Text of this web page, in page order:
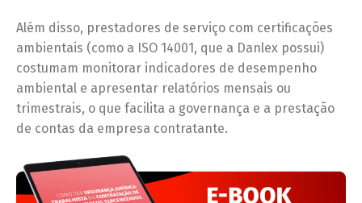
Além disso, prestadores de serviço com certificações
ambientais (como a ISO 14001, que a Danlex possui)
costumam monitorar indicadores de desempenho
ambiental e apresentar relatórios mensais ou
trimestrais, o que facilita a governança e a prestação
de contas da empresa contratante.